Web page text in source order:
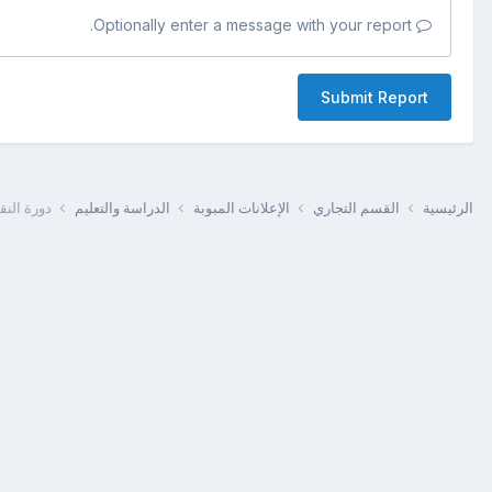
Submit Report
الرئيسية القسم التجاري الإعلانات المبوبة الدراسة والتعليم دورة